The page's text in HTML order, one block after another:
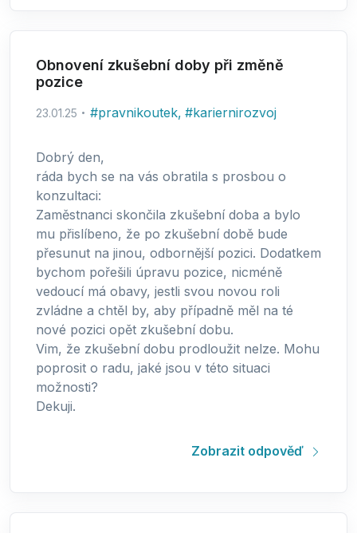
Obnovení zkušební doby při změně
pozice
23.01.25 #pravnikoutek, #kariernirozvoj
Dobrý den,
ráda bych se na vás obratila s prosbou o
konzultaci:
Zaměstnanci skončila zkušební doba a bylo
mu přislíbeno, že po zkušební době bude
přesunut na jinou, odbornější pozici. Dodatkem
bychom pořešili úpravu pozice, nicméně
vedoucí má obavy, jestli svou novou roli
zvládne a chtěl by, aby případně měl na té
nové pozici opět zkušební dobu.
Vim, že zkušební dobu prodloužit nelze. Mohu
poprosit o radu, jaké jsou v této situaci
možnosti?
Dekuji.
Zobrazit odpověď